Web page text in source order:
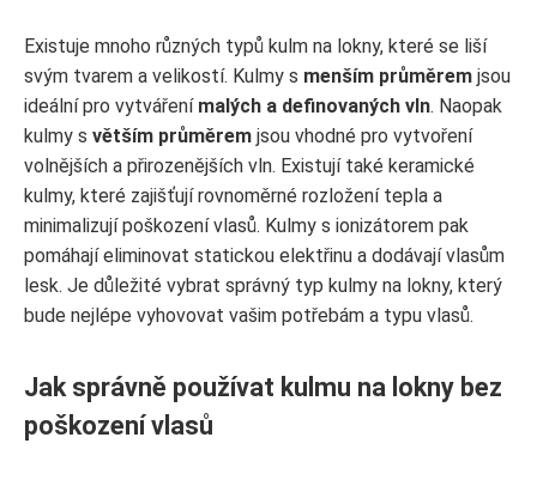
Existuje mnoho různých typů kulm na lokny, které se liší
svým tvarem a velikostí. Kulmy s menším průměrem jsou
ideální pro vytváření malých a definovaných vln. Naopak
kulmy s větším průměrem jsou vhodné pro vytvoření
volnějších a přirozenějších vln. Existují také keramické
kulmy, které zajišťují rovnoměrné rozložení tepla a
minimalizují poškození vlasů. Kulmy s ionizátorem pak
pomáhají eliminovat statickou elektřinu a dodávají vlasům
lesk. Je důležité vybrat správný typ kulmy na lokny, který
bude nejlépe vyhovovat vašim potřebám a typu vlasů.
Jak správně používat kulmu na lokny bez
poškození vlasů